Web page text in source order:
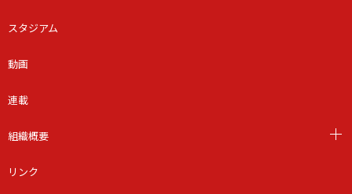
スタジアム
動画
連載
組織概要
リンク